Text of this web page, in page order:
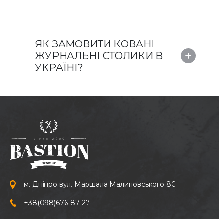
ЯК ЗАМОВИТИ КОВАНІ
ЖУРНАЛЬНІ СТОЛИКИ В
УКРАЇНІ?
м. Дніпро вул. Маршала Малиновського 80
+38(098)676-87-27